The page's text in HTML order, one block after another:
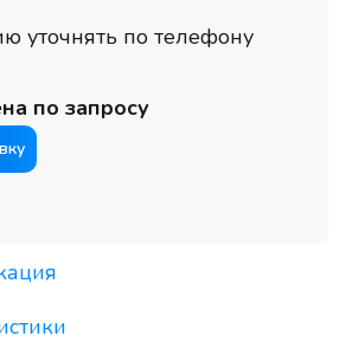
уточнять по телефону
по запросу